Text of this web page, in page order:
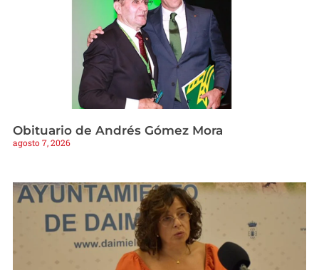
Obituario de Andrés Gómez Mora
agosto 7, 2026